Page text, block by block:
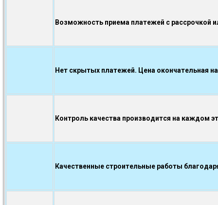
Возможность приема платежей с рассрочкой
Нет скрытых платежей. Цена окончательная
Контроль качества производится на каждом
Качественные строительные работы